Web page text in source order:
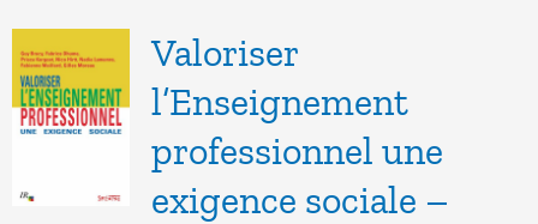
Valoriser
l’Enseignement
professionnel une
exigence sociale –